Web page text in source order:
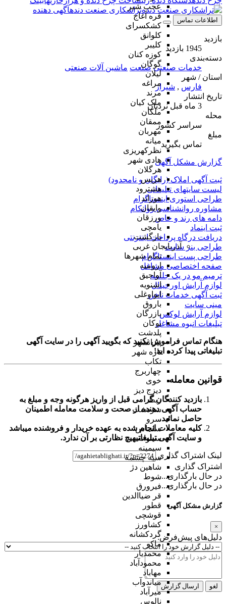
عجب شیر
قره آغاج
کشکسرای
کلوانق
کلیبر
کوزه کنان
گوگان
لیلان
مراغه
مرند
ملک کیان
ملکان
ممقان
مهربان
میانه
نظرکهریزی
هادی شهر
هرگلان
هریس
هشترود
هوراند
وایقان
ورزقان
یامچی
بازگشت
آذربایجان غربی
تمام شهر‌ها
ارومیه
آواجیق
اشنویه
ایواوغلی
باروق
بازرگان
بوکان
پلدشت
پیرانشهر
تازه شهر
تکاب
چهاربرج
خوی
دیزج دیز
ربط
سردشت
سرو
سلماس
سیلوانه
سیمینه
سیه چشمه
شاهین دژ
شوط
فیرورق
قر ضیاالدین
قطور
قوشچی
کشاورز
گردکشانه
ماکو
محمدیار
محمودآباد
مهاباد
میاندوآب
میرآباد
نالوس
تراشکاری صنعت دندهآگهی دهنده
اطلاعات تماس
بازدید
1945 بازدید
دسته‌بندی
خدمات صنعتی صنعت ماشین آلات صنعتی
استان / شهر
فارس , شیراز
تاریخ انتشار
3 ماه قبل
نردبان
محله
سراسر کشور
مبلغ
تماس بگیرید
گزارش مشکل آگهی
ثبت آگهی املاک (رایگان و نامحدود)
لیست سایتهای تبلیغاتی
طراحی استوری اینستاگرام
مشاوره روانشناسی روانکام
دامه های رند و خاص
ثبت اینماد
دریافت درگاه پرداخت اینترنتی
طراحی بنر سایت
طراحی پست اینستاگرام
صفحه اختصاصی مشاغل
ترمیم مو در یک جلسه
لوازم آرایش اورجینال
ثبت آگهی خدمات ناخن
مینی سایت
لوازم آرایش لوکس
تبلیغات انبوه مشاغل
هنگام تماس فراموش نکنید که بگویید آگهی را در سایت آگهی
تبلیغاتی پیدا کرده اید!
قوانین معامله
بازدید کنندگان گرامی قبل از واریز هرگونه وجه و مبلغ به
حساب آگهی دهنده از صحت و سلامت معامله اطمینان
حاصل نمائید.
کلیه معاملات انجام شده به عهده خریدار و فروشنده میباشد
و سایت آگهی تبلیغاتیهیچ نظارتی بر آن ندارد.
لینک اشتراک گذاری
اشتراک گذاری
در حال بارگذاری...
در حال بارگذاری...
گزارش مشکل آگهی
×
دلیل‌های پیش‌فرض:
لغو ارسال گزارش